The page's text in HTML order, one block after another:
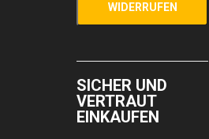
WIDERRUFEN
SICHER UND
VERTRAUT
EINKAUFEN